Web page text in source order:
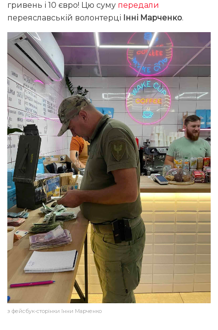
гривень і 10 євро! Цю суму передали
переяславській волонтерці Інні Марченко.
з фейсбук-сторінки Інни Марченко